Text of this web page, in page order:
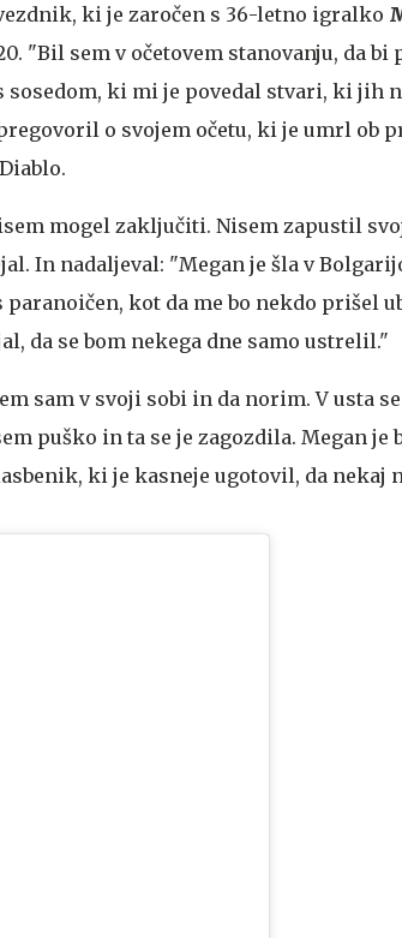
ki je zaročen s 36-letno igralko
"Bil sem v očetovem stanovanju, da bi
ki mi je povedal stvari, ki jih
o svojem očetu, ki je umrl ob
mogel zaključiti. Nisem zapustil
In nadaljeval: "Megan je šla v
kot da me bo nekdo prišel
da se bom nekega dne samo ustrelil."
sam v svoji sobi in da norim. V usta
puško in ta se je zagozdila. Megan je
ki je kasneje ugotovil, da nekaj